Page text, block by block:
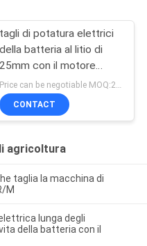
tagli di potatura elettrici
della batteria al litio di
25mm con il motore
senza spazzola
Price can be negotiable MOQ:20 insiemi
CONTACT
agricoltura
taglia la macchina di
M
lunga degli
della batteria con il